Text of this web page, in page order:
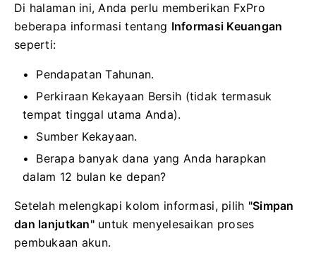
Di halaman ini, Anda perlu memberikan FxPro
beberapa informasi tentang Informasi Keuangan
seperti:
Pendapatan Tahunan.
Perkiraan Kekayaan Bersih (tidak termasuk
tempat tinggal utama Anda).
Sumber Kekayaan.
Berapa banyak dana yang Anda harapkan
dalam 12 bulan ke depan?
Setelah melengkapi kolom informasi, pilih "Simpan
dan lanjutkan"untuk menyelesaikan proses
pembukaan akun.